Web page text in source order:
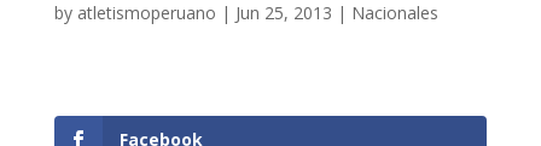
by atletismoperuano | Jun 25, 2013 | Nacionales
Facebook